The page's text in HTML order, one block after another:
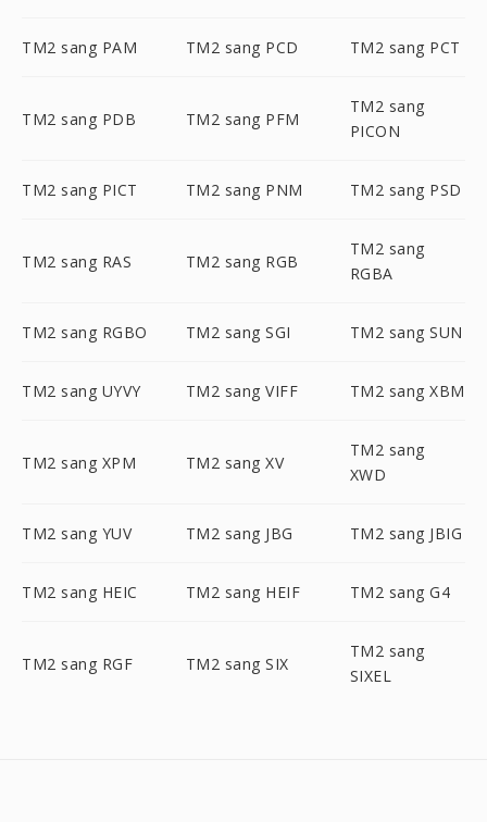
TM2 sang PAM TM2 sang PCD TM2 sang PCT
TM2 sang PDB TM2 sang PFM
TM2 sang
PICON
TM2 sang PICT TM2 sang PNM TM2 sang PSD
TM2 sang RAS TM2 sang RGB
TM2 sang
RGBA
TM2 sang RGBO TM2 sang SGI TM2 sang SUN
TM2 sang UYVY TM2 sang VIFF TM2 sang XBM
TM2 sang XPM TM2 sang XV
TM2 sang
XWD
TM2 sang YUV TM2 sang JBG TM2 sang JBIG
TM2 sang HEIC TM2 sang HEIF TM2 sang G4
TM2 sang RGF TM2 sang SIX
TM2 sang
SIXEL